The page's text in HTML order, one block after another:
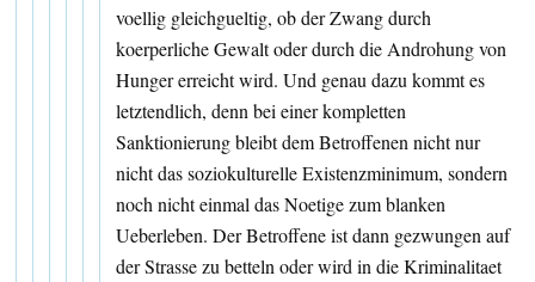
voellig gleichgueltig, ob der Zwang durch
koerperliche Gewalt oder durch die Androhung von
Hunger erreicht wird. Und genau dazu kommt es
letztendlich, denn bei einer kompletten
Sanktionierung bleibt dem Betroffenen nicht nur
nicht das soziokulturelle Existenzminimum, sondern
noch nicht einmal das Noetige zum blanken
Ueberleben. Der Betroffene ist dann gezwungen auf
der Strasse zu betteln oder wird in die Kriminalitaet